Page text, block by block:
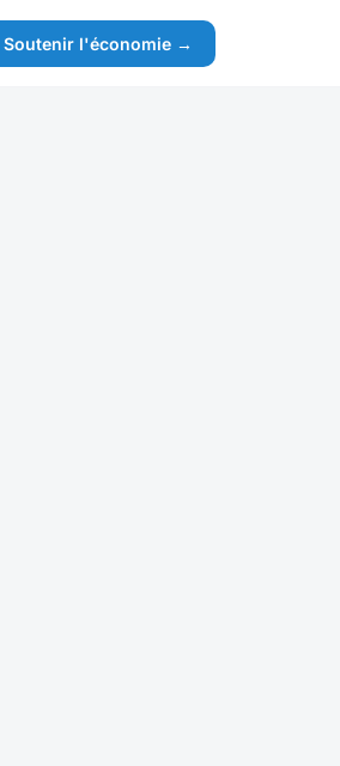
Soutenir l'économie →